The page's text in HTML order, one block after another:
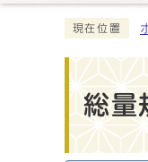
現在位置
総量